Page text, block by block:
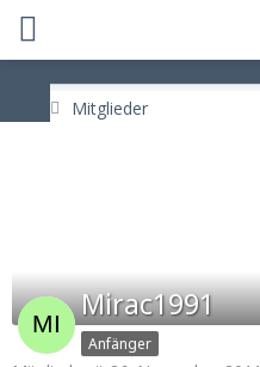
Mitglieder
Mirac1991
Anfänger